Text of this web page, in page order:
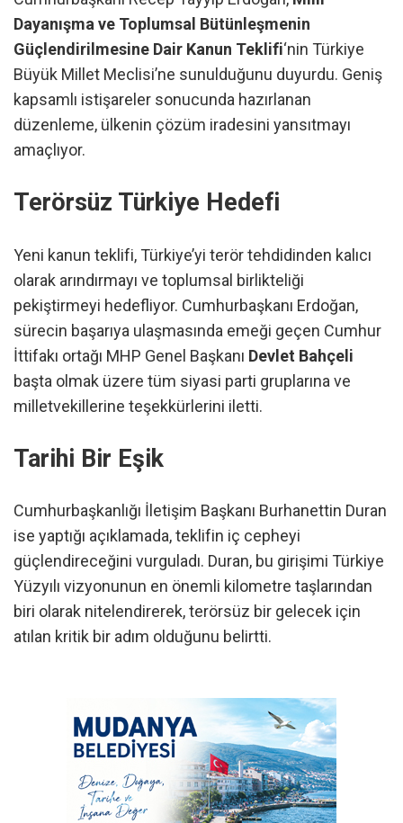
Dayanışma ve Toplumsal Bütünleşmenin
Güçlendirilmesine Dair Kanun Teklifi‘nin Türkiye
Büyük Millet Meclisi’ne sunulduğunu duyurdu. Geniş
kapsamlı istişareler sonucunda hazırlanan
düzenleme, ülkenin çözüm iradesini yansıtmayı
amaçlıyor.
Terörsüz Türkiye Hedefi
Yeni kanun teklifi, Türkiye’yi terör tehdidinden kalıcı
olarak arındırmayı ve toplumsal birlikteliği
pekiştirmeyi hedefliyor. Cumhurbaşkanı Erdoğan,
sürecin başarıya ulaşmasında emeği geçen Cumhur
İttifakı ortağı MHP Genel Başkanı Devlet Bahçeli
başta olmak üzere tüm siyasi parti gruplarına ve
milletvekillerine teşekkürlerini iletti.
Tarihi Bir Eşik
Cumhurbaşkanlığı İletişim Başkanı Burhanettin Duran
ise yaptığı açıklamada, teklifin iç cepheyi
güçlendireceğini vurguladı. Duran, bu girişimi Türkiye
Yüzyılı vizyonunun en önemli kilometre taşlarından
biri olarak nitelendirerek, terörsüz bir gelecek için
atılan kritik bir adım olduğunu belirtti.